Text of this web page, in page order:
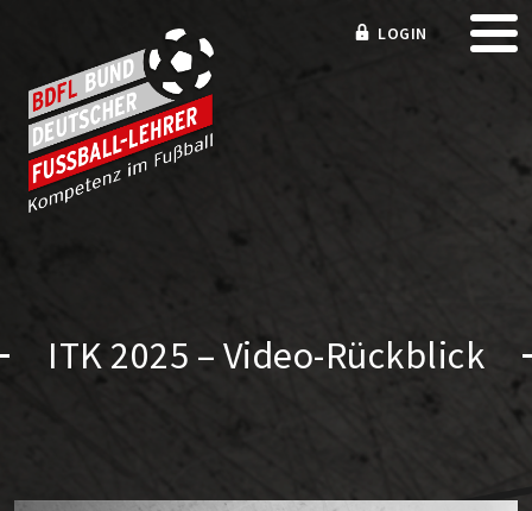
LOGIN
ITK 2025 – Video-Rückblick